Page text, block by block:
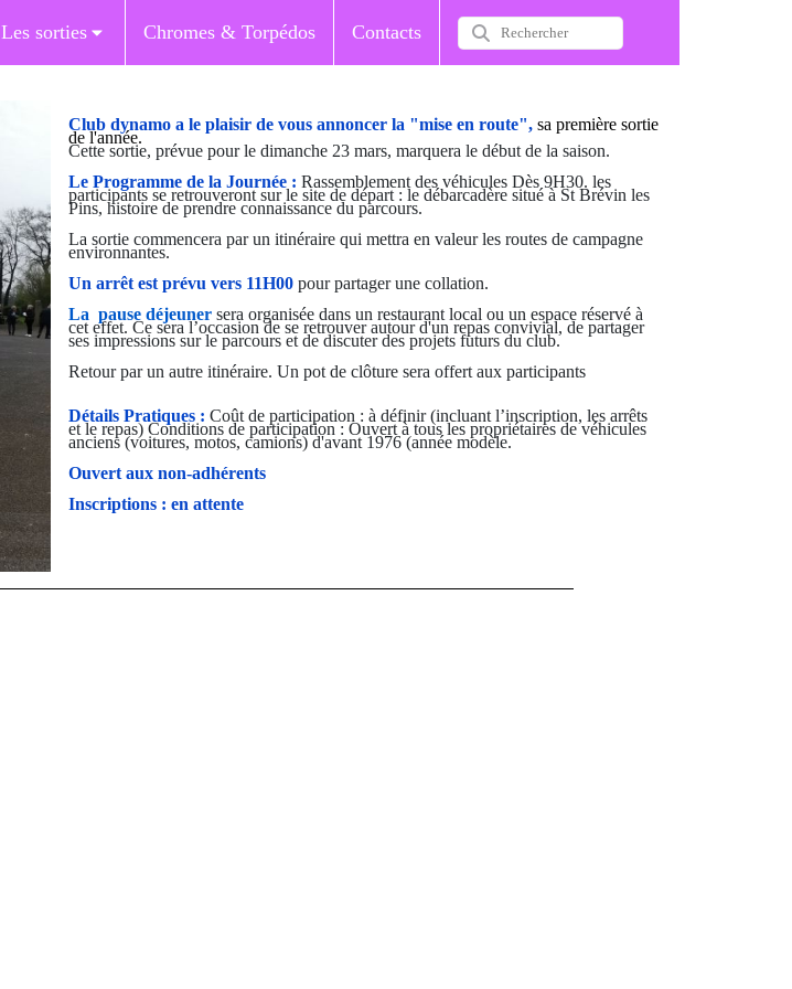
Les sorties Chromes & Torpédos Contacts
Club dynamo a le plaisir de vous annoncer la "mise en route", sa première sortie
de l'année.
Cette sortie, prévue pour le dimanche 23 mars, marquera le début de la saison.
Le Programme de la Journée : Rassemblement des véhicules Dès 9H30. les
participants se retrouveront sur le site de départ : le débarcadère situé à St Brévin les
Pins, histoire de prendre connaissance du parcours.
La sortie commencera par un itinéraire qui mettra en valeur les routes de campagne
environnantes.
Un arrêt est prévu vers 11H00 pour partager une collation.
La pause déjeuner sera organisée dans un restaurant local ou un espace réservé à
cet effet. Ce sera l’occasion de se retrouver autour d'un repas convivial, de partager
ses impressions sur le parcours et de discuter des projets futurs du club.
Retour par un autre itinéraire. Un pot de clôture sera offert aux participants
Détails Pratiques : Coût de participation : à définir (incluant l’inscription, les arrêts
et le repas) Conditions de participation : Ouvert à tous les propriétaires de véhicules
anciens (voitures, motos, camions) d'avant 1976 (année modèle.
Ouvert aux non-adhérents
Inscriptions : en attente